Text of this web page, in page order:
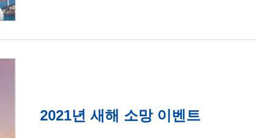
2021년 새해 소망 이벤트